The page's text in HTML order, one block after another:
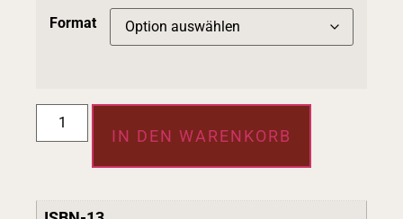
Format
IN DEN WARENKORB